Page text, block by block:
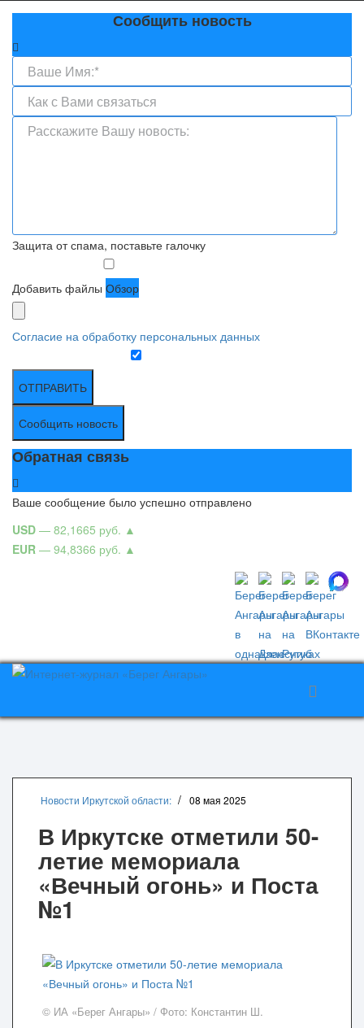
Сообщить новость
Защита от спама, поставьте галочку
Добавить файлы Обзор
Согласие на обработку персональных данных
ОТПРАВИТЬ
Сообщить новость
Обратная связь
Ваше сообщение было успешно отправлено
USD — 82,1665 руб. ▲
EUR — 94,8366 руб. ▲
Новости Иркутской области: 08 мая 2025
В Иркутске отметили 50-
летие мемориала
«Вечный огонь» и Поста
№1
© ИА «Берег Ангары» / Фото: Константин Ш.